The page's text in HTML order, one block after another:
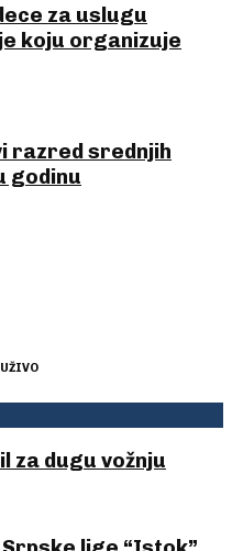
za uslugu
koju organizuje
razred srednjih
godinu
za dugu vožnju